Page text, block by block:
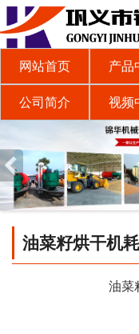
网站首页 产品
公司简介 视频
油菜籽烘干机
油菜